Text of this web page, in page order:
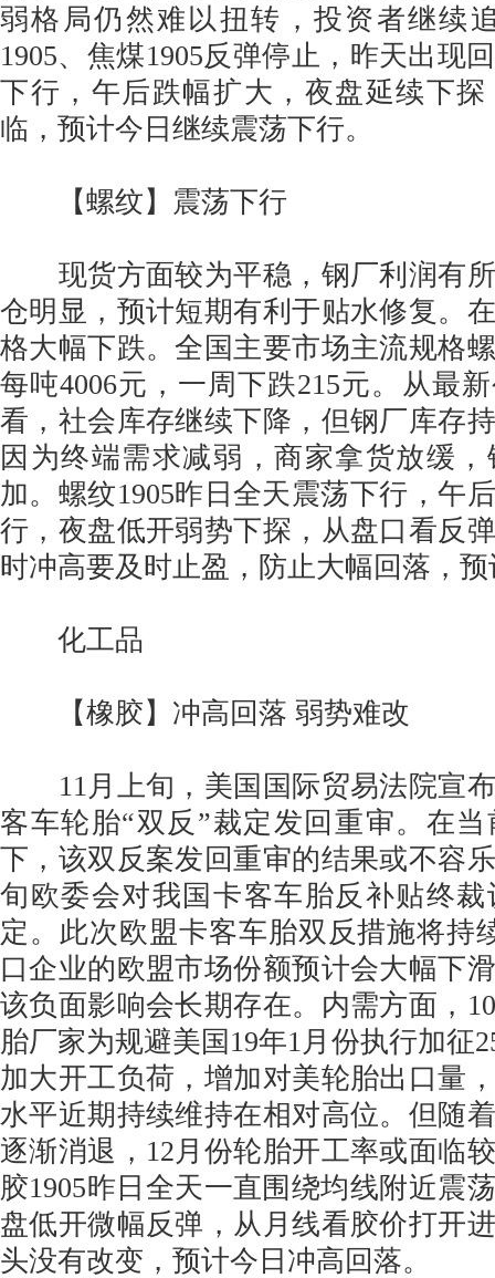
弱格局仍然难以扭转，投资者继续
1905、焦煤1905反弹停止，昨天出现
下行，午后跌幅扩大，夜盘延续下
临，预计今日继续震荡下行。
【螺纹】震荡下行
现货方面较为平稳，钢厂利润有所
仓明显，预计短期有利于贴水修复。
格大幅下跌。全国主要市场主流规格
每吨4006元，一周下跌215元。从最
看，社会库存继续下降，但钢厂库存
因为终端需求减弱，商家拿货放缓
加。螺纹1905昨日全天震荡下行，午
行，夜盘低开弱势下探，从盘口看反
时冲高要及时止盈，防止大幅回落，
化工品
【橡胶】冲高回落 弱势难改
11月上旬，美国国际贸易法院宣布
客车轮胎“双反”裁定发回重审。在
下，该双反案发回重审的结果或不容
旬欧委会对我国卡客车胎反补贴终
定。此次欧盟卡客车胎双反措施将持
口企业的欧盟市场份额预计会大幅下
该负面影响会长期存在。内需方面，
胎厂家为规避美国19年1月份执行加征
加大开工负荷，增加对美轮胎出口量
水平近期持续维持在相对高位。但随
逐渐消退，12月份轮胎开工率或面临
胶1905昨日全天一直围绕均线附近震
盘低开微幅反弹，从月线看胶价打开
头没有改变，预计今日冲高回落。